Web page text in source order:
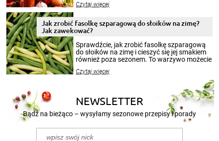
krajobrazów, by cieszyć nimi oko w sezonie
pełni poczuć atmosferę cieplejszych
miesięcy. Przygotowanie słoików ze
smakowitą zawartością musi obejmować
patenty, które pozwolą zachować świeżość
przetworów.
Czytaj więcej
Jak zrobić fasolkę szparagową do słoików na zimę?
Jak zawekować?
Sprawdźcie, jak zrobić fasolkę szparagową
do słoików na zimę i cieszyć się jej smakiem
również poza sezonem. To warzywo możecie
nasze propozycje!
Czytaj więcej
NEWSLETTER
Bądź na bieżąco – wysyłamy sezonowe przepisy i porady